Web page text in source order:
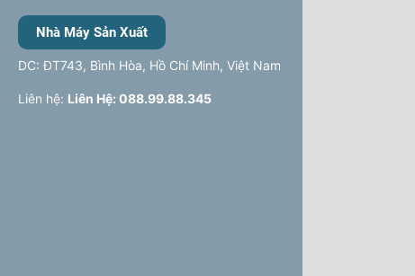
Nhà Máy Sản Xuất
DC: ĐT743, Bình Hòa, Hồ Chí Minh, Việt Nam
Liên hệ: Liên Hệ: 088.99.88.345